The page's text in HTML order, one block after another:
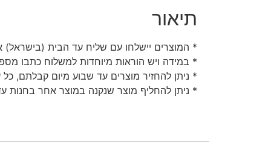
תיאור
* המוצרים יישלחו עם שליח עד הבית (בישראל)
* במידה ויש הוראות מיוחדות למשלוח כתבו
* ניתן להחזיר מוצרים עד שבוע מיום קבלתם,
* ניתן להחליף מוצר שנקנה במוצר אחר בחנות עד 30 יום מיום